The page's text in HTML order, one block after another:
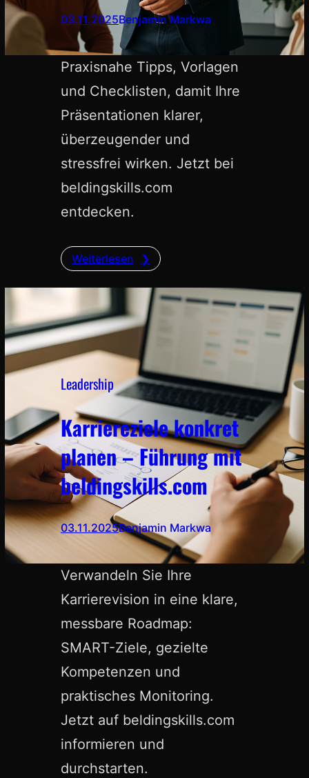
03.11.2025Benjamin Markwa
Praxisnahe Tipps, Vorlagen
und Checklisten, damit Ihre
Präsentationen klarer,
überzeugender und
stressfrei wirken. Jetzt bei
beldingskills.com
entdecken.
Weiterlesen
Leadership
Karriereziele konkret
planen – Führung mit
beldingskills.com
03.11.2025Benjamin Markwa
Verwandeln Sie Ihre
Karrierevision in eine klare,
messbare Roadmap:
SMART-Ziele, gezielte
Kompetenzen und
praktisches Monitoring.
Jetzt auf beldingskills.com
informieren und
durchstarten.